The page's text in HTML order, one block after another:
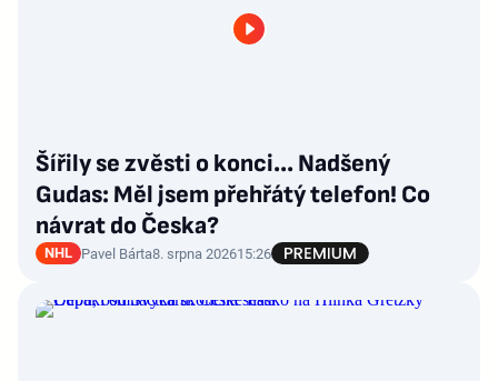
Šířily se zvěsti o konci... Nadšený
Gudas: Měl jsem přehřátý telefon! Co
návrat do Česka?
NHL Pavel Bárta8. srpna 202615:26